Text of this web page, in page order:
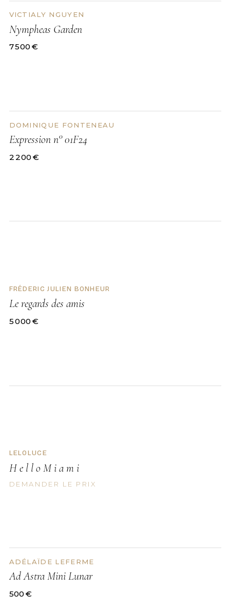
VICTIALY NGUYEN
Nympheas Garden
7 500€
DOMINIQUE FONTENEAU
Expression n° 01F24
2 200€
FRÉDERIC JULIEN BONHEUR
Le regards des amis
5 000€
LELOLUCE
H e l l o M i a m i
DEMANDER LE PRIX
ADÉLAÏDE LEFERME
Ad Astra Mini Lunar
500€